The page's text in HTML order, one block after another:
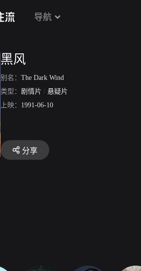
导航
黑风
别名： The Dark Wind
类型： 剧情片 / 悬疑片
上映： 1991-06-10
分享